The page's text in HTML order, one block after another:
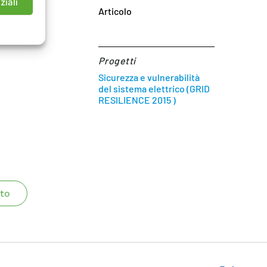
Articolo
Progetti
Sicurezza e vulnerabilità
del sistema elettrico (GRID
RESILIENCE 2015 )